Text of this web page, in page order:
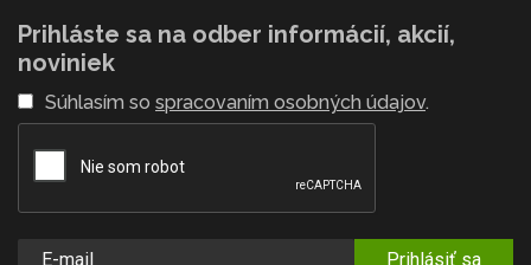
Prihláste sa na odber informácií, akcií,
noviniek
Súhlasím so spracovaním osobných údajov.
Prihlásiť sa